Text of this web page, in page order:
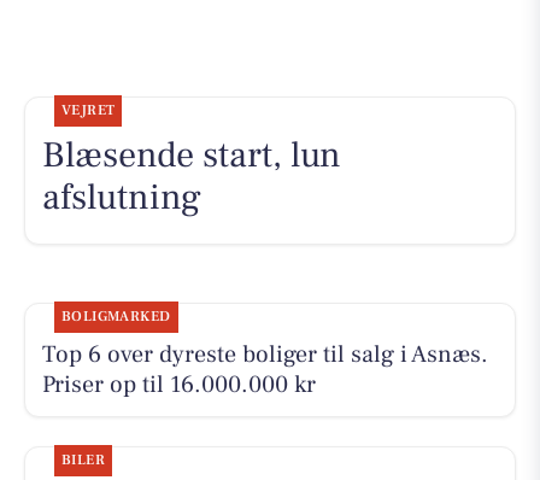
VEJRET
Blæsende start, lun
afslutning
BOLIGMARKED
Top 6 over dyreste boliger til salg i Asnæs.
Priser op til 16.000.000 kr
BILER